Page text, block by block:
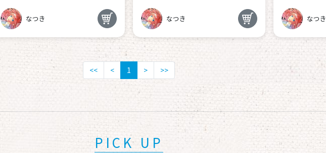
なつき なつき なつき
<< < 1 > >>
PICK UP